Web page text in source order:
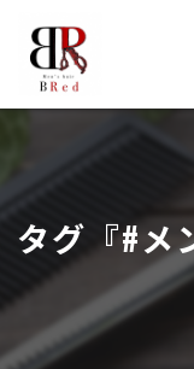
タグ『#メ